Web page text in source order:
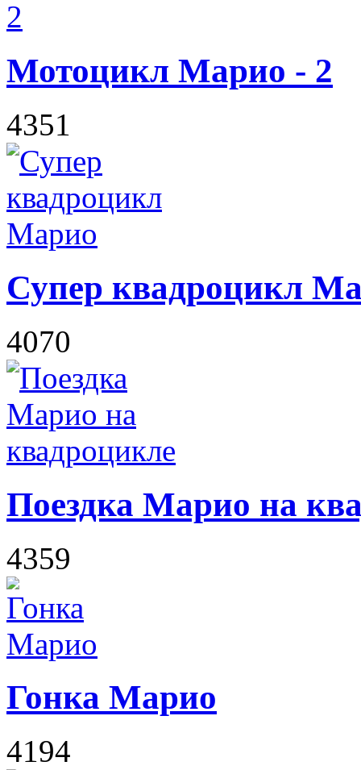
Мотоцикл Марио - 2
4351
Супер квадроцикл
4070
Поездка Марио на
4359
Гонка Марио
4194